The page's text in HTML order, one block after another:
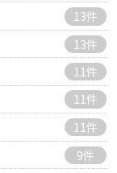
13件
13件
11件
11件
11件
9件